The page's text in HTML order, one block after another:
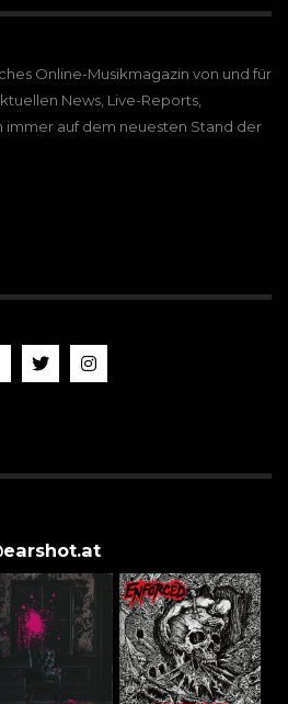
Online-Musikmagazin von und für
News, Live-Reports,
immer auf dem neuesten Stand der
earshot.at